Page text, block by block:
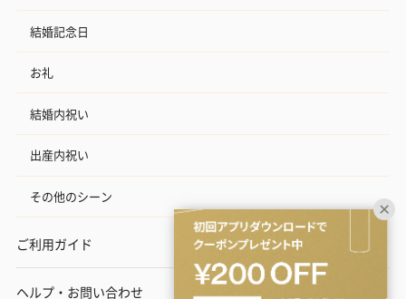
結婚記念日
お礼
結婚内祝い
出産内祝い
その他のシーン
ご利用ガイド
ヘルプ・お問い合わせ